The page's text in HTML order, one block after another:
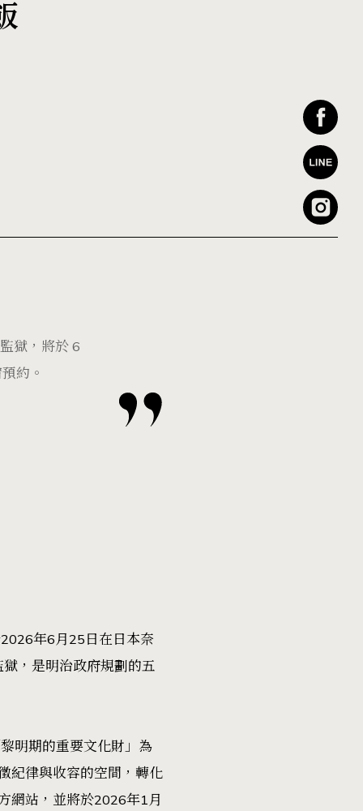
獄，將於 6
約。
年6月25日在日本奈
，是明治政府規劃的五
明期的重要文化財」為
紀律與收容的空間，轉化
網站 ，並將於2026年1月